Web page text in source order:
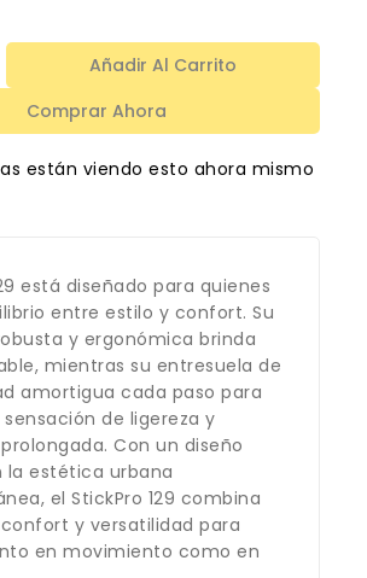
Añadir Al Carrito
Comprar Ahora
están viendo esto ahora mismo
está diseñado para quienes
entre estilo y confort. Su
y ergonómica brinda
mientras su entresuela de
amortigua cada paso para
de ligereza y
Con un diseño
la estética urbana
el StickPro 129 combina
y versatilidad para
en movimiento como en